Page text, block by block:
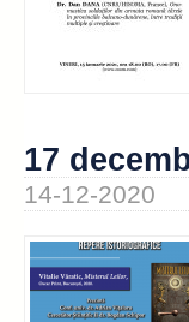
17
14-12-2020